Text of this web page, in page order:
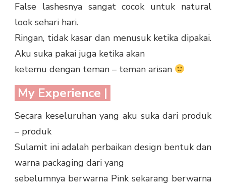
False lashesnya sangat cocok untuk natural
look sehari hari.
Ringan, tidak kasar dan menusuk ketika dipakai.
Aku suka pakai juga ketika akan
ketemu dengan teman – teman arisan
My Experience |
Secara keseluruhan yang aku suka dari produk
– produk
Sulamit ini adalah perbaikan design bentuk dan
warna packaging dari yang
sebelumnya berwarna Pink sekarang berwarna